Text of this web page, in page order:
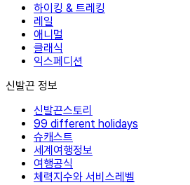
하이킹 & 트레킹
레일
애니멀
클래식
익스페디션
신발끈 정보
신발끈스토리
99 different holidays
슈캐스트
세계여행정보
여행공식
체력지수와 서비스레벨